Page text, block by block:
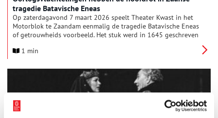
tragedie Batavische Eneas
Op zaterdagavond 7 maart 2026 speelt Theater Kwast in het
Motorblok te Zaandam eenmalig de tragedie Batavische Eneas
of getrouwheids voorbeeld. Het stuk werd in 1645 geschreven
Soeteboom, nu nog vooral bekend omdat hij als eerste de
Soeteboom had andere ambities. In navolging van Vondel en
diens Gijsbreght van Aemstel, wilde hij een historische
heldendaad uit de lokale geschiedenis vereeuwigen op het
toneel.
1 min